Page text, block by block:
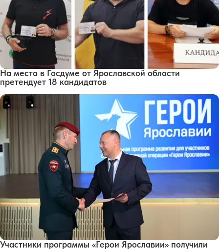
На места в Госдуме от Ярославской области
претендует 18 кандидатов
Участники программы «Герои Ярославии» получили